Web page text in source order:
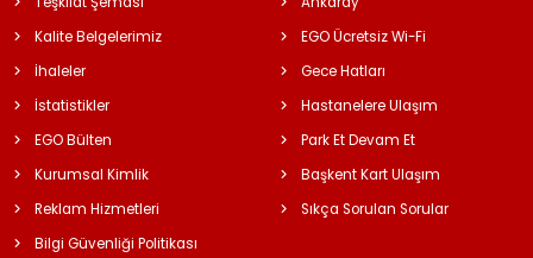
Kalite Belgelerimiz
İhaleler
İstatistikler
EGO Bülten
Kurumsal Kimlik
Reklam Hizmetleri
Bilgi Güvenliği Politikası
EGO Ücretsiz Wi-Fi
Gece Hatları
Hastanelere Ulaşım
Park Et Devam Et
Başkent Kart Ulaşım
Sıkça Sorulan Sorular